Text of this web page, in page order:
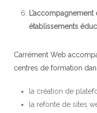
établissements
Carrément Web
centres de formation
la création de
la refonte de sites